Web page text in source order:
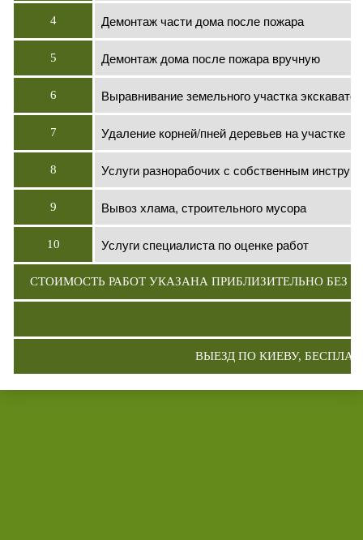
4 Демонтаж части дома после пожара
5 Демонтаж дома после пожара вручную
6 Выравнивание земельного участка
7 Удаление корней/пней деревьев на участке
8 Услуги разнорабочих с собственным
9 Вывоз хлама, строительного мусора
10 Услуги специалиста по оценке работ
СТОИМОСТЬ РАБОТ УКАЗАНА ПРИБЛИЗИТЕЛЬНО
ВЫЕЗД ПО КИЕВУ,